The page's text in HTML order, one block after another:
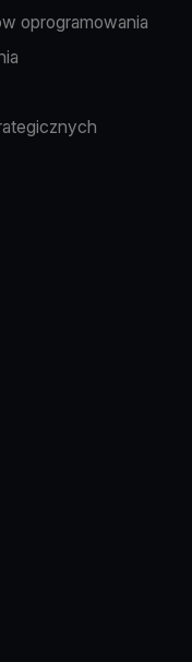
oprogramowania